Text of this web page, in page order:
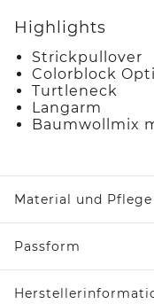
Highlights
Strickpullover
Colorblock
Turtleneck
Langarm
Baumwollmix
Material und Pflege
Passform